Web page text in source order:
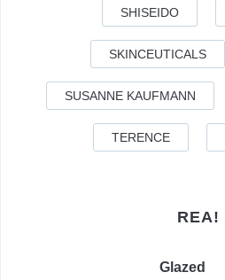
SHISEIDO
SKINCEUTICALS
SUSANNE KAUFMANN
TERENCE
REA!
Glazed